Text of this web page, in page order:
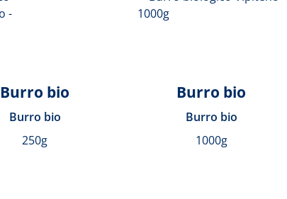
Burro bio
Burro bio
250g
Burro bio
Burro bio
1000g